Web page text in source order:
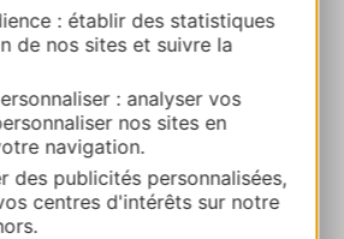
: établir des statistiques
de nos sites et suivre la
: analyser vos
nos sites en
navigation.
des publicités personnalisées,
centres d'intérêts sur notre
RESERVA
écologiques de Tieulet – Les 3
12320 CONQUES-EN-